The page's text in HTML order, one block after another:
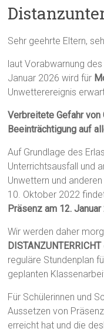
Sehr geehrte Eltern,
laut Vorabwarnung
Januar 2026 wird für
Unwetterereignis
Verbreitete Gefahr
Beeinträchtigung auf
Auf Grundlage des
Unterrichtsausfall und
Unwettern und
10. Oktober 2022
Präsenz am 12.
Wir werden daher
DISTANZUNTERRICHT
reguläre Stundenplan
geplanten
Für Schülerinnen und
Aussetzen von
erreicht hat und die